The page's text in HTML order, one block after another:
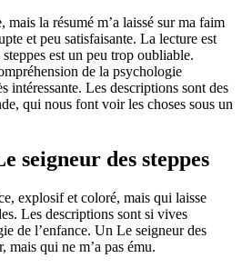
mais la résumé m’a laissé sur ma faim
et peu satisfaisante. La lecture est
est un peu trop oubliable.
de la psychologie
intéressante. Les descriptions sont des
qui nous font voir les choses sous un
seigneur des steppes
explosif et coloré, mais qui laisse
Les descriptions sont si vives
de l’enfance. Un Le seigneur des
mais qui ne m’a pas ému.